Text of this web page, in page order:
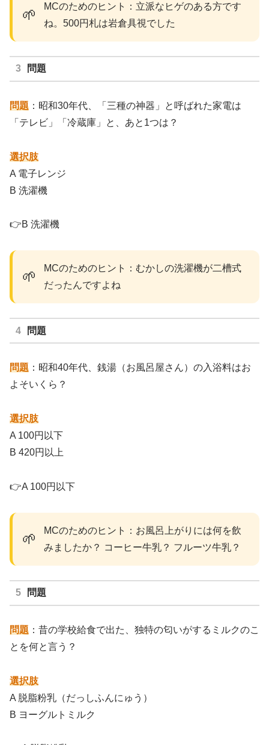
🌱
MCのためのヒント：立派なヒゲのある方です
ね。500円札は岩倉具視でした
問題
問題 ：昭和30年代、「三種の神器」と呼ばれた家電は
「テレビ」「冷蔵庫」と、あと1つは？
選択肢
A 電子レンジ
B 洗濯機
👉B 洗濯機
🌱
MCのためのヒント：むかしの洗濯機が二槽式
だったんですよね
問題
問題 ：昭和40年代、銭湯（お風呂屋さん）の入浴料はお
よそいくら？
選択肢
A 100円以下
B 420円以上
👉A 100円以下
🌱
MCのためのヒント：お風呂上がりには何を飲
みましたか？ コーヒー牛乳？ フルーツ牛乳？
問題
問題 ：昔の学校給食で出た、独特の匂いがするミルクのこ
とを何と言う？
選択肢
A 脱脂粉乳（だっしふんにゅう）
B ヨーグルトミルク